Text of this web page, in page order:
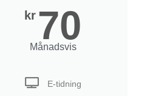
kr 70
Månadsvis
E-tidning